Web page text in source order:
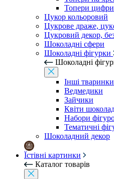
Топери цифри
Цукор кольоровий
Цукрове драже,
Цукровий декор,
Шоколадні сфери
Шоколадні фігурки
Шоколадні
Інші тваринки
Ведмедики
Зайчики
Квіти
Набори
Тематичні
Шоколадний декор
Їстівні картинки
Каталог товарів